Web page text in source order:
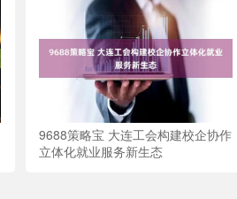
9688策略宝 大连工会构建校企协作
立体化就业服务新生态